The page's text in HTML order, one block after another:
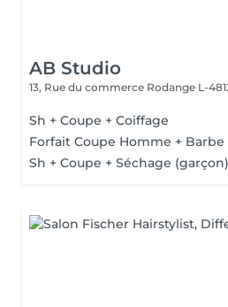
AB Studio
13, Rue du commerce Rodange L-
Sh + Coupe + Coiffage
Forfait Coupe Homme + Barbe
Sh + Coupe + Séchage (garçon)